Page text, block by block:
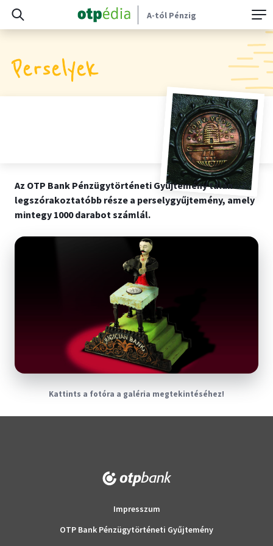
A-tól Pénzig
Perselyek
Az OTP Bank Pénzügytörténeti Gyűjtemény talán
legszórakoztatóbb része a perselygyűjtemény, amely
mintegy 1000 darabot számlál.
Kattints a fotóra a galéria megtekintéséhez!
Impresszum
OTP Bank Pénzügytörténeti Gyűjtemény